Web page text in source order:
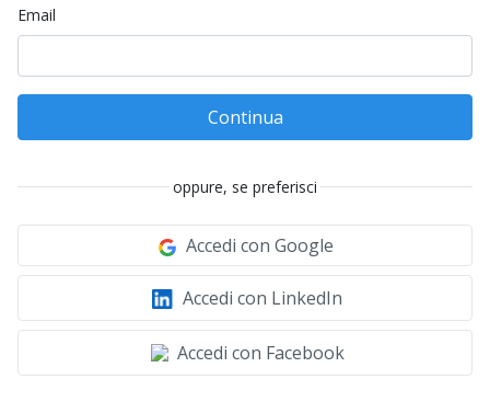
Email
Continua
oppure, se preferisci
Accedi con Google
Accedi con LinkedIn
Accedi con Facebook